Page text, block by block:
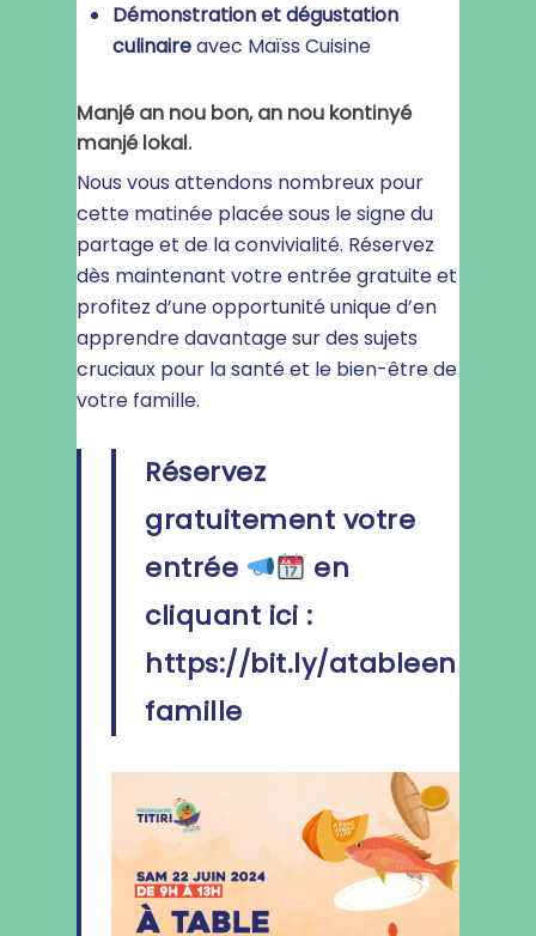
Démonstration et dégustation
culinaireavec Maïss Cuisine
Manjé an nou bon, an nou kontinyé
manjé lokal.
Nous vous attendons nombreux pour
cette matinée placée sous le signe du
partage et de la convivialité. Réservez
dès maintenant votre entrée gratuite et
profitez d’une opportunité unique d’en
apprendre davantage sur des sujets
cruciaux pour la santé et le bien-être de
votre famille.
Réservez
gratuitement votre
entrée
en
cliquant ici :
https://bit.ly/atableen
famille